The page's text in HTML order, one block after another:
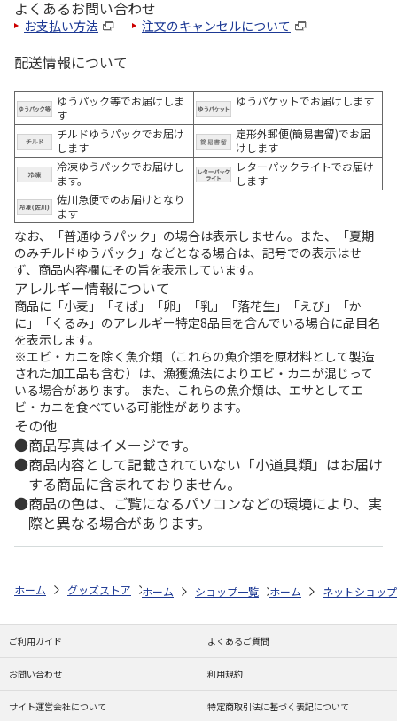
よくあるお問い合わせ
お支払い方法 注文のキャンセルについて
配送情報について
ゆうパック等でお届けしま
す
ゆうパケットでお届けします
チルドゆうパックでお届け
します
定形外郵便(簡易書留)でお届
けします
冷凍ゆうパックでお届けし
ます。
レターパックライトでお届け
します
佐川急便でのお届けとなり
ます
なお、「普通ゆうパック」の場合は表示しません。また、「夏期
のみチルドゆうパック」などとなる場合は、記号での表示はせ
ず、商品内容欄にその旨を表示しています。
アレルギー情報について
商品に「小麦」「そば」「卵」「乳」「落花生」「えび」「か
に」「くるみ」のアレルギー特定8品目を含んでいる場合に品目名
を表示します。
※エビ・カニを除く魚介類（これらの魚介類を原材料として製造
された加工品も含む）は、漁獲漁法によりエビ・カニが混じって
いる場合があります。 また、これらの魚介類は、エサとしてエ
ビ・カニを食べている可能性があります。
その他
商品写真はイメージです。
商品内容として記載されていない「小道具類」はお届け
する商品に含まれておりません。
商品の色は、ご覧になるパソコンなどの環境により、実
際と異なる場合があります。
ホーム グッズストア スポーツ・スポーツ選手 NPB（日本野球機構）
ホーム ショップ一覧 レッツ 26SNOOPY
ホーム ネットショップ
ご利用ガイド よくあるご質問
お問い合わせ 利用規約
サイト運営会社について 特定商取引法に基づく表記について